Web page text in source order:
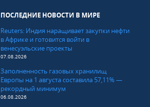
ПОСЛЕДНИЕ НОВОСТИ В МИРЕ
Reuters: Индия наращивает закупки нефти
в Африке и готовится войти в
венесуэльские проекты
07.08.2026
Заполненность газовых хранилищ
Европы на 1 августа составила 57,11% —
рекордный минимум
06.08.2026